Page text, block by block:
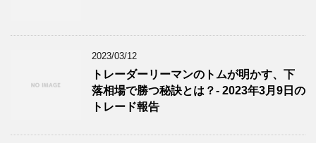
2023/03/12
トレーダーリーマンのトムが明かす、下
落相場で勝つ秘訣とは？- 2023年3月9日の
トレード報告